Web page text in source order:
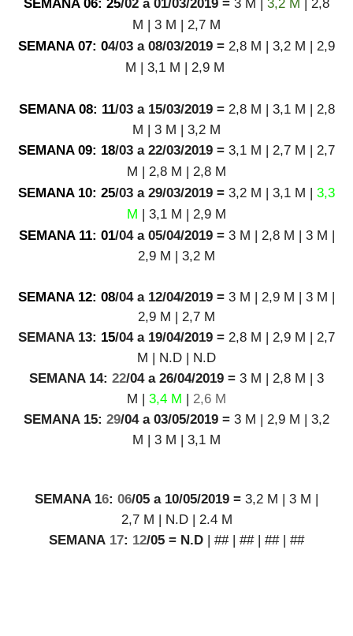
SEMANA 06: 25/02 a 01/03/2019 = 3 M | 3,2 M | 2,8
M | 3 M | 2,7 M
SEMANA 07: 04/03 a 08/03/2019 = 2,8 M | 3,2 M | 2,9
M | 3,1 M | 2,9 M
SEMANA 08: 11/03 a 15/03/2019 =2,8 M | 3,1 M | 2,8
M | 3 M | 3,2 M
SEMANA 09: 18/03 a 22/03/2019 = 3,1 M | 2,7 M | 2,7
M | 2,8 M | 2,8 M
SEMANA 10: 25/03 a 29/03/2019 = 3,2 M | 3,1 M | 3,3
M | 3,1 M | 2,9 M
SEMANA 11: 01/04 a 05/04/2019 = 3 M | 2,8 M | 3 M |
2,9 M | 3,2 M
SEMANA 12: 08/04 a 12/04/2019 = 3 M | 2,9 M | 3 M |
2,9 M | 2,7 M
SEMANA 13: 15/04 a 19/04/2019 = 2,8 M | 2,9 M | 2,7
M | N.D | N.D
SEMANA 14: 22/04 a 26/04/2019 = 3 M | 2,8 M | 3
M | 3,4 M | 2,6 M
SEMANA 15: 29/04 a 03/05/2019 = 3 M | 2,9 M | 3,2
M | 3 M | 3,1 M
SEMANA 16: 06/05 a 10/05/2019 = 3,2 M | 3 M |
2,7M | N.D| 2.4 M
SEMANA 17: 12/05 = N.D | ## | ##| ##| ##